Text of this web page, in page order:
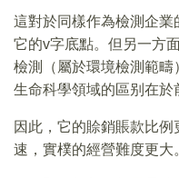
這對於同樣作為檢測企
它的v字底點。但另一方
檢測（屬於環境檢測範
生命科學領域的區别在於
因此，它的賒銷賬款比
速，實樸的經營難度更大